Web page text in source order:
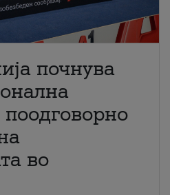
почнува
во